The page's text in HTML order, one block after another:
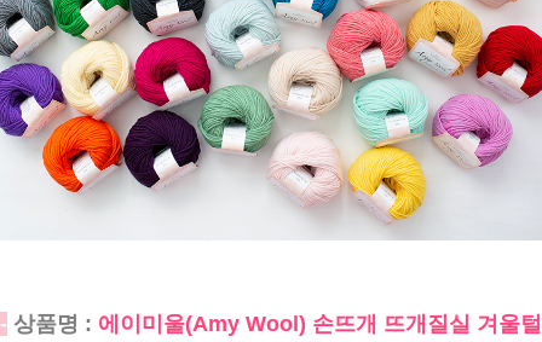
- 상품명 : 에이미울(Amy Wool) 손뜨개 뜨개질실 겨울털